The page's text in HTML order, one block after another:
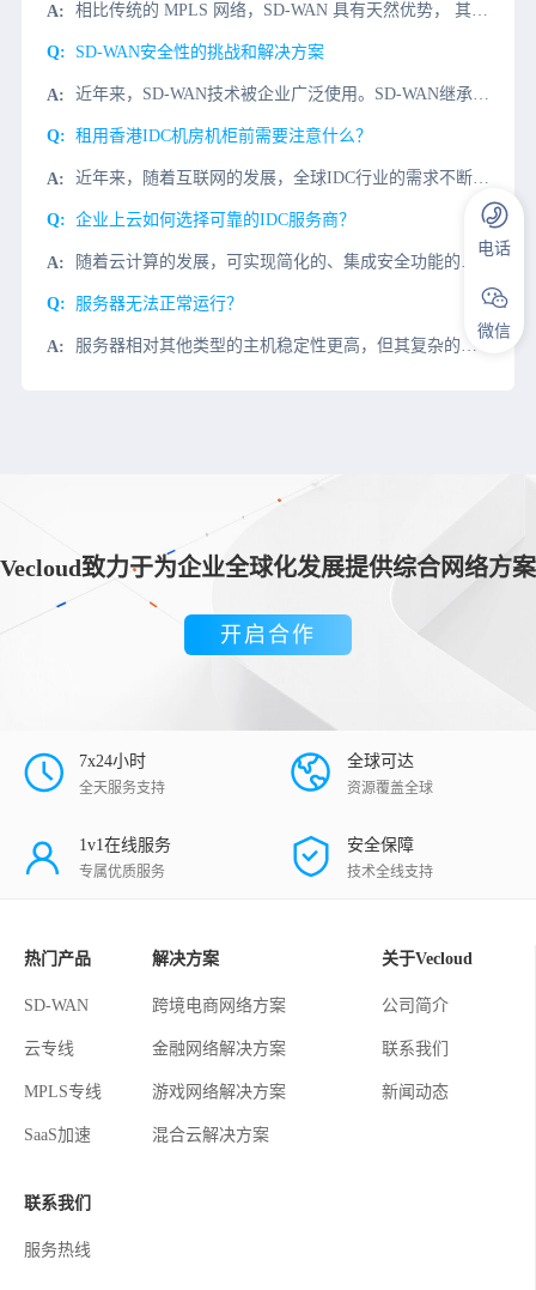
相比传统的 MPLS 网络，SD-WAN 具有天然优势， 其本质是通过更高效的调度网络资源提供更高质量的网络服务以满足现在数据爆炸式增长， 使整个网络变得更开放，更智能，更高效。基于 SD-WAN 的
SD-WAN安全性的挑战和解决方案
近年来，SD-WAN技术被企业广泛使用。SD-WAN继承了SDN控制与转发分离、集中控制的理念，将物理分布网络抽象为统一管理的逻辑网络，实现了总部与分支机构、数据中心与云平台之间的快速网络。SD-WA
租用香港IDC机房机柜前需要注意什么？
近年来，随着互联网的发展，全球IDC行业的需求不断增长。例如，通过互联网+快速发展的大型企业往往对数据机房的机柜有很大的需求。通过机柜部署服务器获得足够的网络和电力资源。香港IDC机房的机柜一直是国内
企业上云如何选择可靠的IDC服务商？
随着云计算的发展，可实现简化的、集成安全功能的、可降低企业成本的联接技术和方案越来越受到企业关注，以支持云时代网络分支机构和远程站点的互联需求。传统的广域网络成本高，管理复杂，这使得具有敏捷性和高效率
服务器无法正常运行？
服务器相对其他类型的主机稳定性更高，但其复杂的构造也导致不稳定的影响较多，服务器设备运行复杂，在没有专业团队帮助的前提下，最好不要擅自进行修复，但可以从以下几个方面先行判
Vecloud致力于为企业全球化发展提供综合网络方案
开启合作
7x24小时
全天服务支持
全球可达
资源覆盖全球
1v1在线服务
专属优质服务
安全保障
技术全线支持
热门产品
SD-WAN
云专线
MPLS专线
SaaS加速
解决方案
跨境电商网络方案
金融网络解决方案
游戏网络解决方案
混合云解决方案
关于Vecloud
公司简介
联系我们
新闻动态
联系我们
服务热线
电话
微信